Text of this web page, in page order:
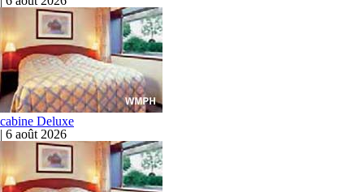
cabine Deluxe
| 6 août 2026